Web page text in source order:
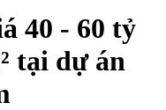
40 - 60 tỷ
tại dự án